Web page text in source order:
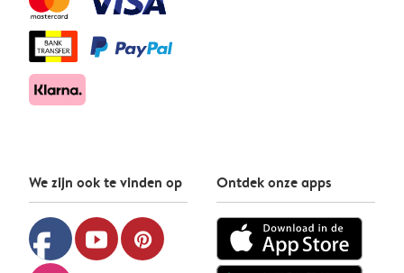
We zijn ook te vinden op
facebook youtube pinterest
Ontdek onze apps